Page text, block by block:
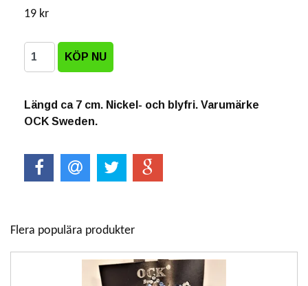
19 kr
Längd ca 7 cm. Nickel- och blyfri. Varumärke
OCK Sweden.
Flera populära produkter